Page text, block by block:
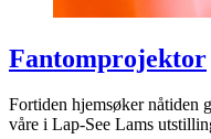
Fantomprojektor
Fortiden hjemsøker nåtiden
våre i Lap-See Lams